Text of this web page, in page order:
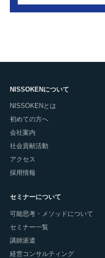
NISSOKENについて
NISSOKENとは
初めての方へ
会社案内
社会貢献活動
アクセス
採用情報
セミナーについて
可能思考・メソッドについて
セミナー一覧
講師派遣
経営コンサルティング